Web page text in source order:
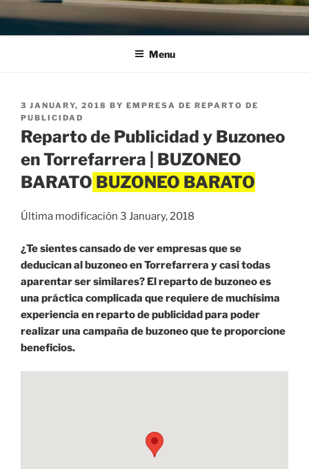
Menu
POSTED
ON
3 JANUARY, 2018 BY EMPRESA DE REPARTO DE
PUBLICIDAD
Reparto de Publicidad y Buzoneo
en Torrefarrera | BUZONEO
BARATO
Última modificación 3 January, 2018
¿Te sientes cansado de ver empresas que se
deducican al buzoneo en Torrefarrera y casi todas
aparentar ser similares? El reparto de buzoneo es
una práctica complicada que requiere de muchísima
experiencia en reparto de publicidad para poder
realizar una campaña de buzoneo que te proporcione
beneficios.